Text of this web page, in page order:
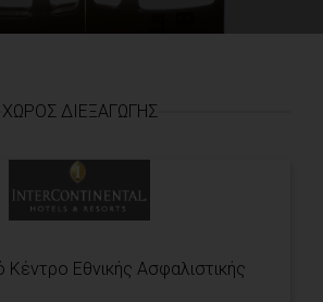
ΧΏΡΟΣ ΔΙΕΞΑΓΩΓΉΣ
Κέντρο Εθνικής Ασφαλιστικής